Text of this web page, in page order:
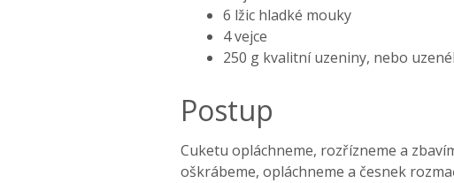
6 lžic hladké mouky
4 vejce
250 g kvalitní uzeniny, nebo
Postup
Cuketu opláchneme, rozřízneme a
oškrábeme, opláchneme a česnek